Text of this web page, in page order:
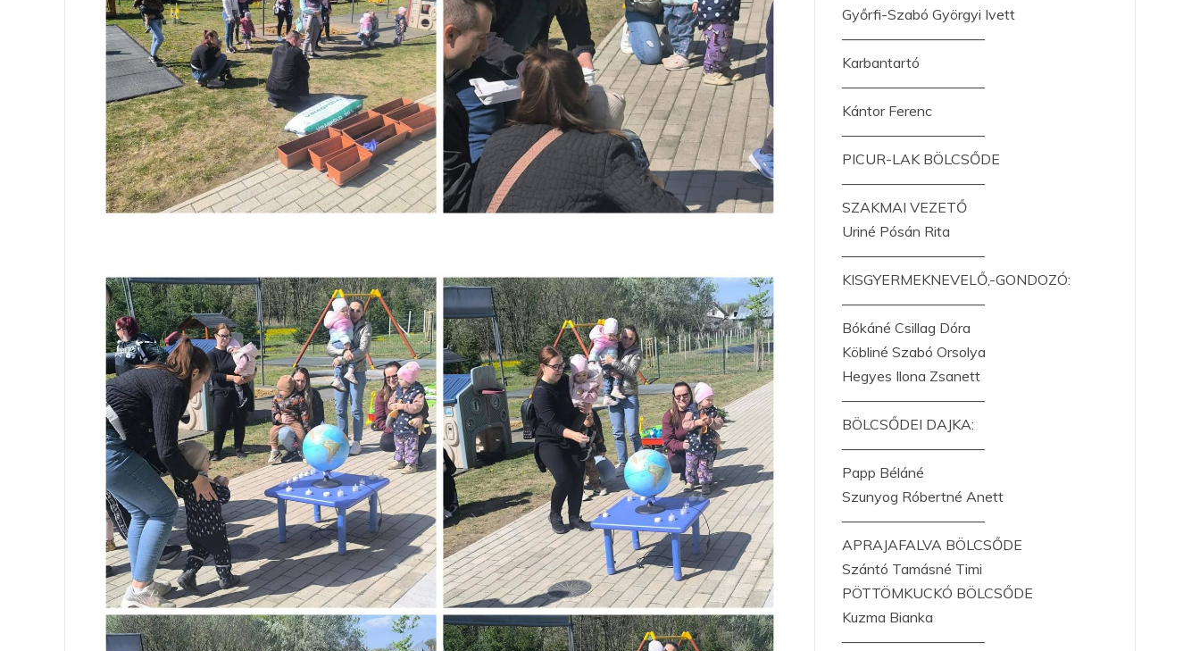
Győrfi-Szabó Györgyi Ivett
——————————
Karbantartó
——————————
Kántor Ferenc
——————————
PICUR-LAK BÖLCSŐDE
——————————
SZAKMAI VEZETŐ
Uriné Pósán Rita
——————————
KISGYERMEKNEVELŐ,-GONDOZÓ:
——————————
Bókáné Csillag Dóra
Köbliné Szabó Orsolya
Hegyes Ilona Zsanett
——————————
BÖLCSŐDEI DAJKA:
——————————
Papp Béláné
Szunyog Róbertné Anett
——————————
APRAJAFALVA BÖLCSŐDE
Szántó Tamásné Timi
PÖTTÖMKUCKÓ BÖLCSŐDE
Kuzma Bianka
——————————